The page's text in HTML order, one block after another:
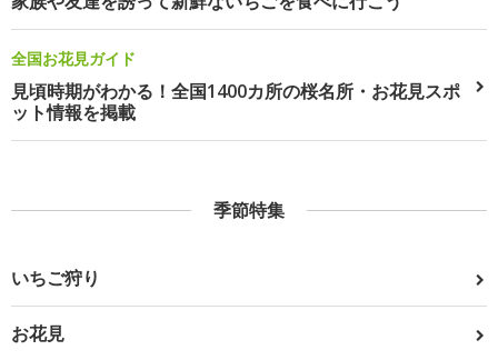
全国お花見ガイド
見頃時期がわかる！全国1400カ所の桜名所・お花見スポ
ット情報を掲載
季節特集
いちご狩り
お花見